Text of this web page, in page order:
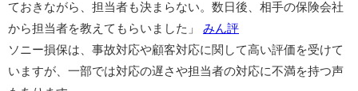
ておきながら、担当者も決まらない。数日後、相手の保険会社
から担当者を教えてもらいました」 ​ みん評
ソニー損保は、事故対応や顧客対応に関して高い評価を受けて
いますが、一部では対応の遅さや担当者の対応に不満を持つ声